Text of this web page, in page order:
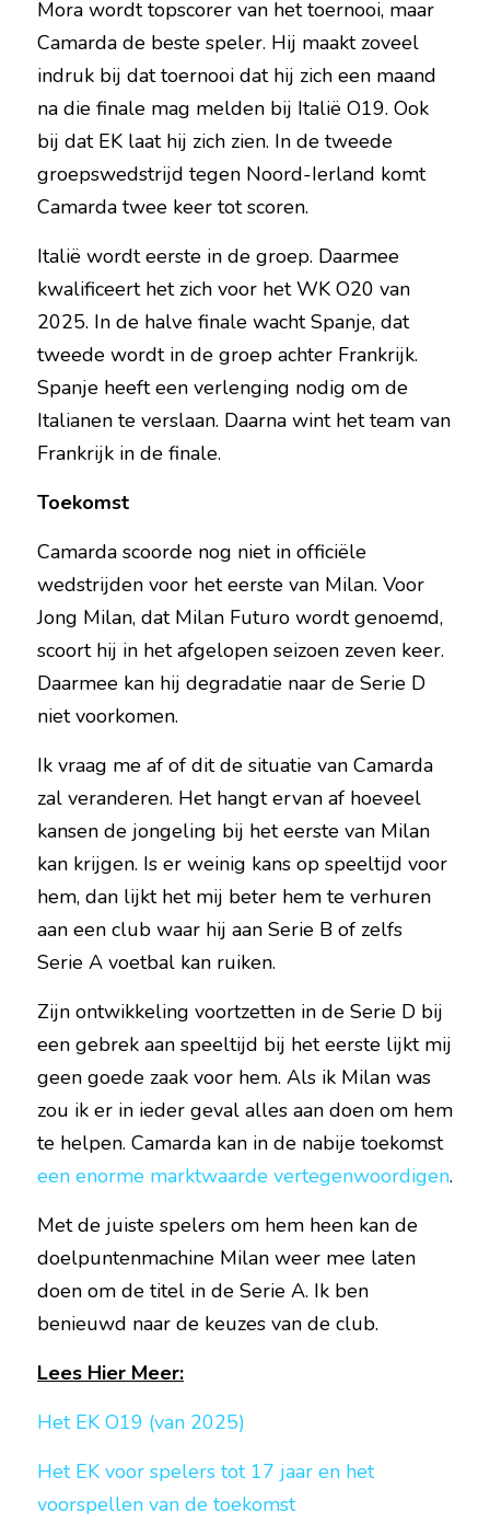
Mora wordt topscorer van het toernooi, maar
Camarda de beste speler. Hij maakt zoveel
indruk bij dat toernooi dat hij zich een maand
na die finale mag melden bij Italië O19. Ook
bij dat EK laat hij zich zien. In de tweede
groepswedstrijd tegen Noord-Ierland komt
Camarda twee keer tot scoren.
Italië wordt eerste in de groep. Daarmee
kwalificeert het zich voor het WK O20 van
2025. In de halve finale wacht Spanje, dat
tweede wordt in de groep achter Frankrijk.
Spanje heeft een verlenging nodig om de
Italianen te verslaan. Daarna wint het team van
Frankrijk in de finale.
Toekomst
Camarda scoorde nog niet in officiële
wedstrijden voor het eerste van Milan. Voor
Jong Milan, dat Milan Futuro wordt genoemd,
scoort hij in het afgelopen seizoen zeven keer.
Daarmee kan hij degradatie naar de Serie D
niet voorkomen.
Ik vraag me af of dit de situatie van Camarda
zal veranderen. Het hangt ervan af hoeveel
kansen de jongeling bij het eerste van Milan
kan krijgen. Is er weinig kans op speeltijd voor
hem, dan lijkt het mij beter hem te verhuren
aan een club waar hij aan Serie B of zelfs
Serie A voetbal kan ruiken.
Zijn ontwikkeling voortzetten in de Serie D bij
een gebrek aan speeltijd bij het eerste lijkt mij
geen goede zaak voor hem. Als ik Milan was
zou ik er in ieder geval alles aan doen om hem
te helpen. Camarda kan in de nabije toekomst
een enorme marktwaarde vertegenwoordigen.
Met de juiste spelers om hem heen kan de
doelpuntenmachine Milan weer mee laten
doen om de titel in de Serie A. Ik ben
benieuwd naar de keuzes van de club.
Lees Hier Meer:
Het EK O19 (van 2025)
Het EK voor spelers tot 17 jaar en het
voorspellen van de toekomst